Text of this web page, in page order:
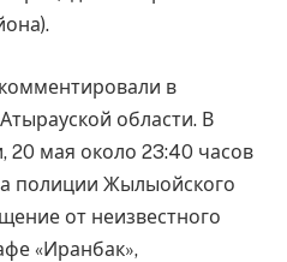
в
области. В
20 мая около 23:40 часов
полиции Жылыойского
от неизвестного
«Иранбак»,